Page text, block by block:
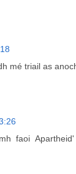
mé triail as
faoi Apartheid'